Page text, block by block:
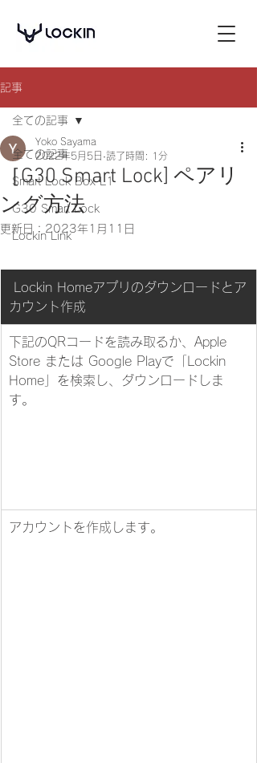
記事
全ての記事
Smart Lock Box L1
G30 Smart Lock
Lockin Link
全ての記事
［G30 Smart Lock] ペアリ
ング方法
Yoko Sayama
2022年5月5日 読了時間: 1分
更新日： 2023年1月11日
カウント作成
下記のQRコードを読み取るか、Apple
Store または Google Playで「Lockin
Home」を検索し、ダウンロードしま
す。
アカウントを作成します。